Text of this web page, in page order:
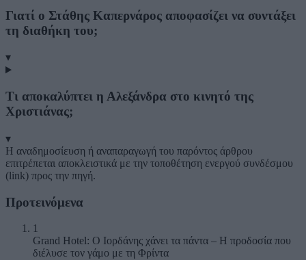
Γιατί ο Στάθης Καπερνάρος αποφασίζει να συντάξει
τη διαθήκη του;
▾
Τι αποκαλύπτει η Αλεξάνδρα στο κινητό της
Χριστιάνας;
▾
Η αναδημοσίευση ή αναπαραγωγή του παρόντος άρθρου
επιτρέπεται αποκλειστικά με την τοποθέτηση ενεργού συνδέσμου
(link) προς την πηγή.
Προτεινόμενα
1
Grand Hotel: Ο Ιορδάνης χάνει τα πάντα – Η προδοσία που
διέλυσε τον γάμο με τη Φρίντα